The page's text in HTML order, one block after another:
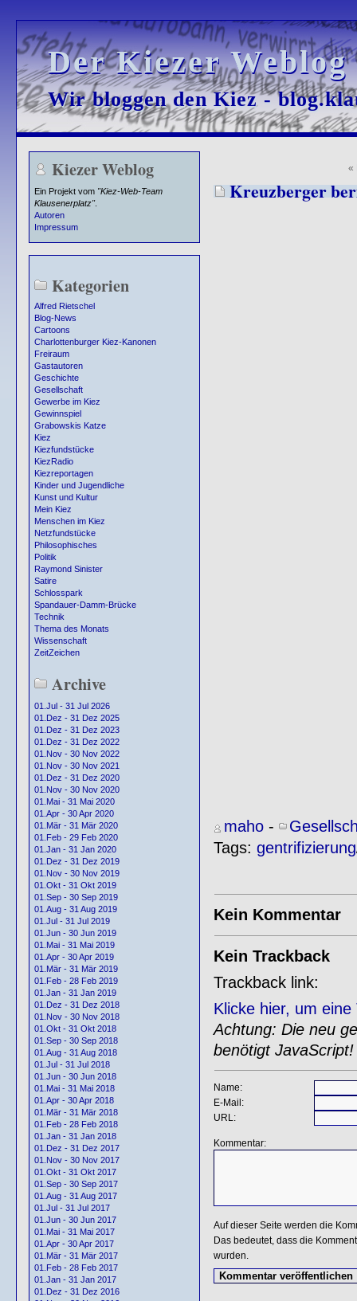
Der Kiezer
Der Kiezer
Wir bloggen den Kiez -
Wir bloggen den Kiez -
Kiezer Weblog
Ein Projekt vom "Kiez-Web-Team
Klausenerplatz".
Autoren
Impressum
Kategorien
Alfred Rietschel
Blog-News
Cartoons
Charlottenburger Kiez-Kanonen
Freiraum
Gastautoren
Geschichte
Gesellschaft
Gewerbe im Kiez
Gewinnspiel
Grabowskis Katze
Kiez
Kiezfundstücke
KiezRadio
Kiezreportagen
Kinder und Jugendliche
Kunst und Kultur
Mein Kiez
Menschen im Kiez
Netzfundstücke
Philosophisches
Politik
Raymond Sinister
Satire
Schlosspark
Spandauer-Damm-Brücke
Technik
Thema des Monats
Wissenschaft
ZeitZeichen
Archive
01.Jul - 31 Jul 2026
01.Dez - 31 Dez 2025
01.Dez - 31 Dez 2023
01.Dez - 31 Dez 2022
01.Nov - 30 Nov 2022
01.Nov - 30 Nov 2021
01.Dez - 31 Dez 2020
01.Nov - 30 Nov 2020
01.Mai - 31 Mai 2020
01.Apr - 30 Apr 2020
01.Mär - 31 Mär 2020
01.Feb - 29 Feb 2020
01.Jan - 31 Jan 2020
01.Dez - 31 Dez 2019
01.Nov - 30 Nov 2019
01.Okt - 31 Okt 2019
01.Sep - 30 Sep 2019
01.Aug - 31 Aug 2019
01.Jul - 31 Jul 2019
01.Jun - 30 Jun 2019
01.Mai - 31 Mai 2019
01.Apr - 30 Apr 2019
01.Mär - 31 Mär 2019
01.Feb - 28 Feb 2019
01.Jan - 31 Jan 2019
01.Dez - 31 Dez 2018
01.Nov - 30 Nov 2018
01.Okt - 31 Okt 2018
01.Sep - 30 Sep 2018
01.Aug - 31 Aug 2018
01.Jul - 31 Jul 2018
01.Jun - 30 Jun 2018
01.Mai - 31 Mai 2018
01.Apr - 30 Apr 2018
01.Mär - 31 Mär 2018
01.Feb - 28 Feb 2018
01.Jan - 31 Jan 2018
01.Dez - 31 Dez 2017
01.Nov - 30 Nov 2017
01.Okt - 31 Okt 2017
01.Sep - 30 Sep 2017
01.Aug - 31 Aug 2017
01.Jul - 31 Jul 2017
01.Jun - 30 Jun 2017
01.Mai - 31 Mai 2017
01.Apr - 30 Apr 2017
01.Mär - 31 Mär 2017
01.Feb - 28 Feb 2017
01.Jan - 31 Jan 2017
01.Dez - 31 Dez 2016
«
Kreuzberger
maho-
Tags: gentrifizierung
Kein Kommentar
Kein Trackback
Trackback link:
Klicke hier, um
Achtung: Die neu
benötigt JavaScript!
Name:
E-Mail:
URL:
Kommentar:
Auf dieser Seite werden die
Das bedeutet, dass die
wurden.